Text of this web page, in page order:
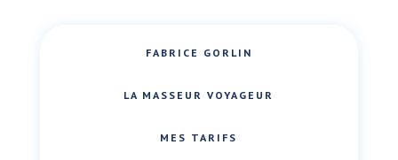
FABRICE GORLIN
LA MASSEUR VOYAGEUR
MES TARIFS